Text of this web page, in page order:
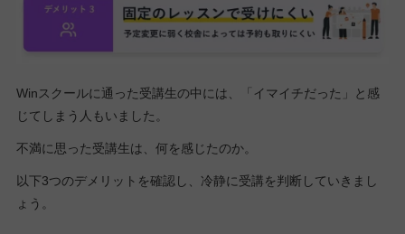
Winスクールに通った受講生の中には、「イマイチだった」と感
じてしまう人もいました。
不満に思った受講生は、何を感じたのか。
以下3つのデメリットを確認し、冷静に受講を判断していきまし
ょう。